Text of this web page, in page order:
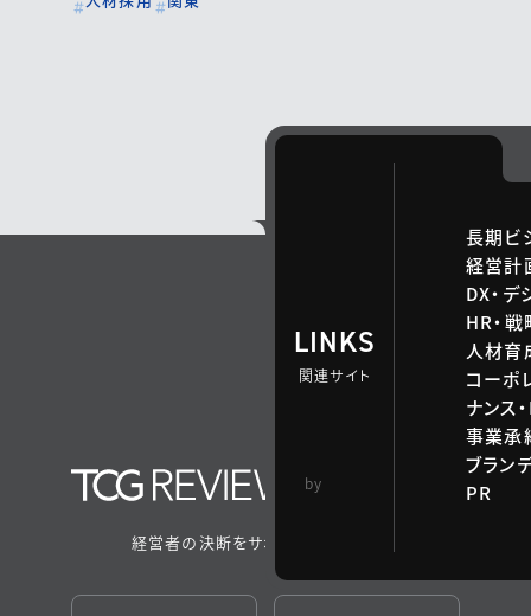
LINKS
関連サイト
長期ビ
経営計
DX・デ
HR・
人材育
コーポ
ナンス
事業承
ブラン
PR
by
経営者の決断をサポートするメディア